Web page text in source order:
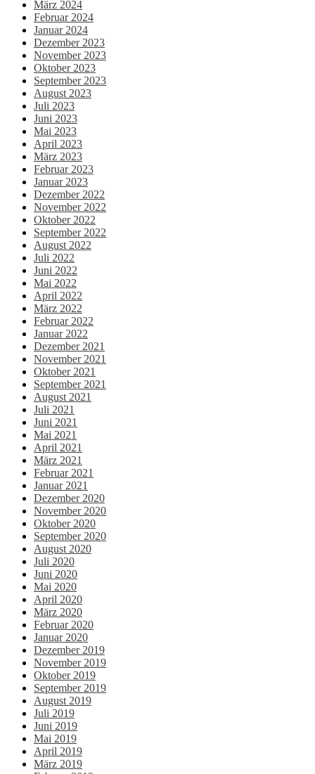
März 2024
Februar 2024
Januar 2024
Dezember 2023
November 2023
Oktober 2023
September 2023
August 2023
Juli 2023
Juni 2023
Mai 2023
April 2023
März 2023
Februar 2023
Januar 2023
Dezember 2022
November 2022
Oktober 2022
September 2022
August 2022
Juli 2022
Juni 2022
Mai 2022
April 2022
März 2022
Februar 2022
Januar 2022
Dezember 2021
November 2021
Oktober 2021
September 2021
August 2021
Juli 2021
Juni 2021
Mai 2021
April 2021
März 2021
Februar 2021
Januar 2021
Dezember 2020
November 2020
Oktober 2020
September 2020
August 2020
Juli 2020
Juni 2020
Mai 2020
April 2020
März 2020
Februar 2020
Januar 2020
Dezember 2019
November 2019
Oktober 2019
September 2019
August 2019
Juli 2019
Juni 2019
Mai 2019
April 2019
März 2019